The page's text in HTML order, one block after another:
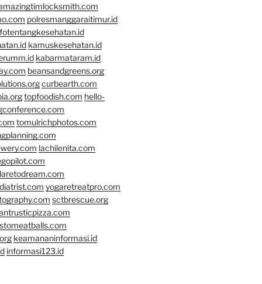
polresmanggaraitimur.id
kamuskesehatan.id
kabarmataram.id
beansandgreens.org
curbearth.com
topfoodish.com hello-
tomulrichphotos.com
lachilenita.com
yogaretreatpro.com
sctbrescue.org
keamananinformasi.id
informasi123.id